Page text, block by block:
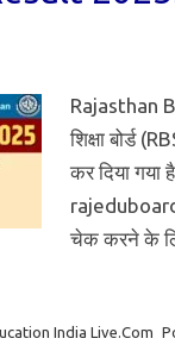
Rajasthan
शिक्षा बोर्ड
कर दिया
चेक करने के
India Live.Com